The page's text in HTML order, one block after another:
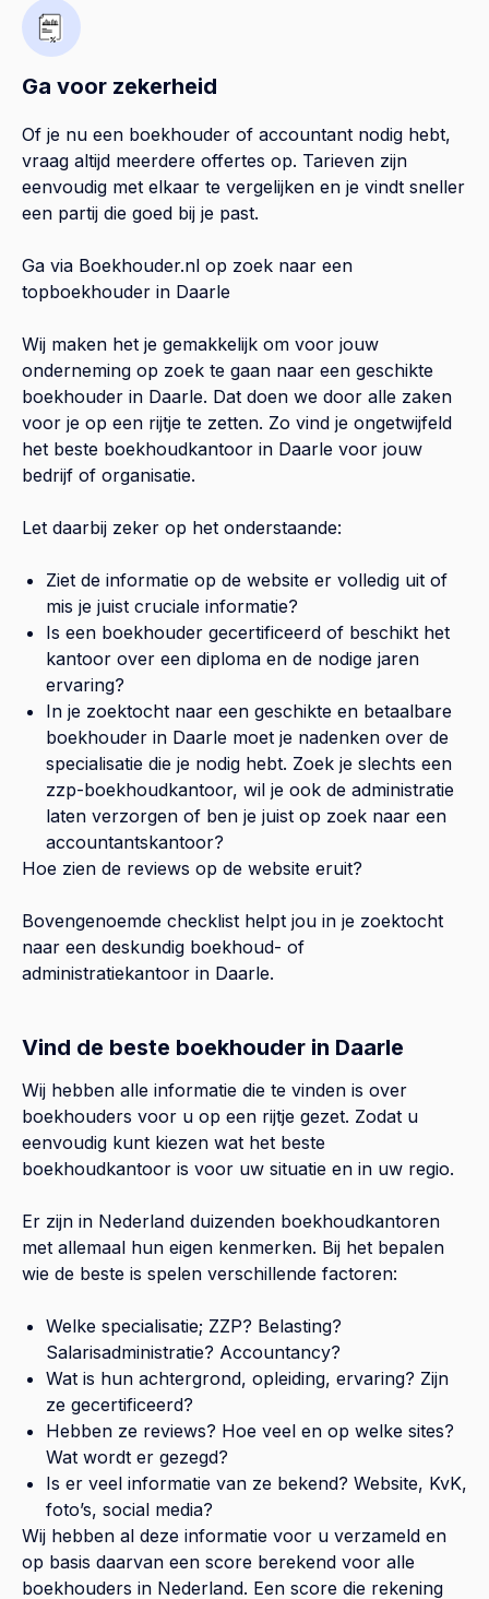
Ga voor zekerheid
Of je nu een boekhouder of accountant nodig hebt,
vraag altijd meerdere offertes op. Tarieven zijn
eenvoudig met elkaar te vergelijken en je vindt sneller
een partij die goed bij je past.
Ga via Boekhouder.nl op zoek naar een
topboekhouder in Daarle
Wij maken het je gemakkelijk om voor jouw
onderneming op zoek te gaan naar een geschikte
boekhouder in Daarle. Dat doen we door alle zaken
voor je op een rijtje te zetten. Zo vind je ongetwijfeld
het beste boekhoudkantoor in Daarle voor jouw
bedrijf of organisatie.
Let daarbij zeker op het onderstaande:
Ziet de informatie op de website er volledig uit of
mis je juist cruciale informatie?
Is een boekhouder gecertificeerd of beschikt het
kantoor over een diploma en de nodige jaren
ervaring?
In je zoektocht naar een geschikte en betaalbare
boekhouder in Daarle moet je nadenken over de
specialisatie die je nodig hebt. Zoek je slechts een
zzp-boekhoudkantoor, wil je ook de administratie
laten verzorgen of ben je juist op zoek naar een
accountantskantoor?
Hoe zien de reviews op de website eruit?
Bovengenoemde checklist helpt jou in je zoektocht
naar een deskundig boekhoud- of
administratiekantoor in Daarle.
Vind de beste boekhouder in Daarle
Wij hebben alle informatie die te vinden is over
boekhouders voor u op een rijtje gezet. Zodat u
eenvoudig kunt kiezen wat het beste
boekhoudkantoor is voor uw situatie en in uw regio.
Er zijn in Nederland duizenden boekhoudkantoren
met allemaal hun eigen kenmerken. Bij het bepalen
wie de beste is spelen verschillende factoren:
Welke specialisatie; ZZP? Belasting?
Salarisadministratie? Accountancy?
Wat is hun achtergrond, opleiding, ervaring? Zijn
ze gecertificeerd?
Hebben ze reviews? Hoe veel en op welke sites?
Wat wordt er gezegd?
Is er veel informatie van ze bekend? Website, KvK,
foto’s, social media?
Wij hebben al deze informatie voor u verzameld en
op basis daarvan een score berekend voor alle
boekhouders in Nederland. Een score die rekening